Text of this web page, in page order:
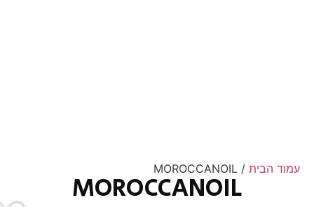
עמוד הבית / MOROCCANOIL
MOROCCANOIL